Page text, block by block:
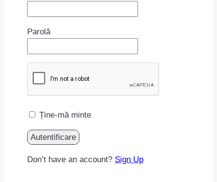
Parolă
Ține-mă minte
Don’t have an account? Sign Up